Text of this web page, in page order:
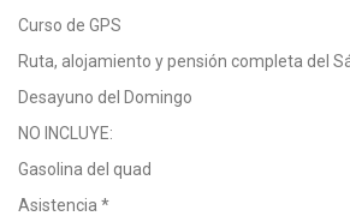
Curso de GPS
Ruta, alojamiento y pensión completa del
Desayuno del Domingo
NO INCLUYE:
Gasolina del quad
Asistencia *